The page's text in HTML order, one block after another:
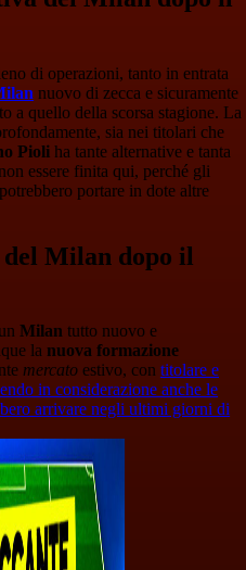
di operazioni, tanto in entrata
nuovo di zecca e sicuramente
a quello della scorsa stagione. La
sia nei titolari che
Pioli ha tante alternative e tanta
essere finita qui, perché gli
portare in dote altre
Milan dopo il
Milan tutto nuovo e
la nuova formazione
mercato estivo, con titolare e
in considerazione anche le
arrivare negli ultimi giorni di